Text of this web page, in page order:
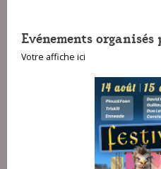
Evénements
Votre affiche ici